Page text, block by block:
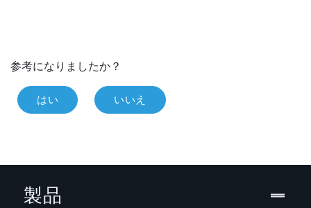
参考になりましたか？
はい いいえ
製品